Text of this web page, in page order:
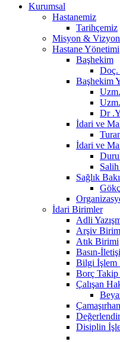
Kurumsal
Hastanemiz
Tarihçemiz
Misyon & Vizyon
Hastane Yönetimi
Başhekim
Başhekim
Dr
İdari ve
İdari ve
Sağlık
İdari Birimler
Adli
Arşiv
Atık Birimi
Basın-
Bilgi İşlem
Borç
Çalışan
Disiplin